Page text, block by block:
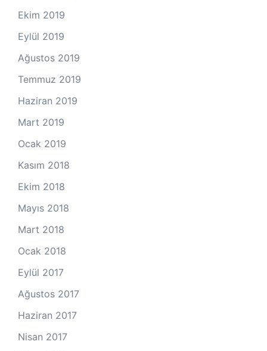
Ekim 2019
Eylül 2019
Ağustos 2019
Temmuz 2019
Haziran 2019
Mart 2019
Ocak 2019
Kasım 2018
Ekim 2018
Mayıs 2018
Mart 2018
Ocak 2018
Eylül 2017
Ağustos 2017
Haziran 2017
Nisan 2017